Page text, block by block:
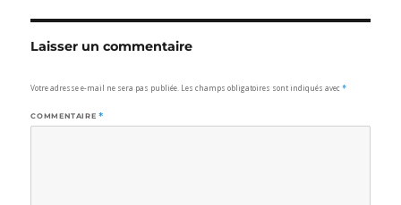
Laisser un commentaire
Votre adresse e-mail ne sera pas publiée. Les champs obligatoires sont indiqués avec*
COMMENTAIRE *